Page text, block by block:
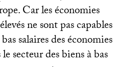
Car les économies
ne sont pas capables
salaires des économies
secteur des biens à bas